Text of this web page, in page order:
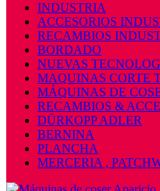
INDUSTRIA
ACCESORIOS
RECAMBIOS
BORDADO
NUEVAS
MAQUINAS CORTE
MÁQUINAS DE
RECAMBIOS &
DÜRKOPP ADLER
BERNINA
PLANCHA
MERCERIA ,